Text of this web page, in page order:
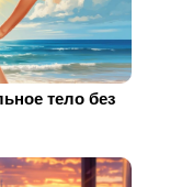
тело без